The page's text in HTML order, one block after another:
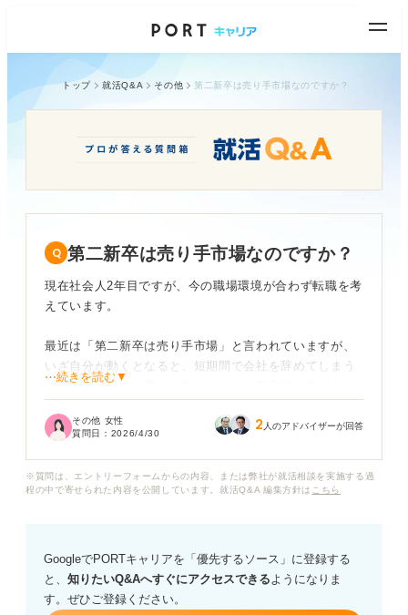
トップ 就活Q&A その他 第二新卒は売り手市場なのですか？
第二新卒は売り手市場なのですか？
現在社会人2年目ですが、今の職場環境が合わず転職を考
えています。
最近は「第二新卒は売り手市場」と言われていますが、
いざ自分が動くとなると、短期間で会社を辞めてしまう
経歴がマイナスに響くのではないかと不安で仕方があり
しょうか？ 特別なスキルや実績がない場合でも、この市
ほど甘くはないと思っています。どのような準備をして
おけば短期離職という懸念を払拭し、納得のいく転職が
できるのでしょうか？
⋯続きを読む▼
その他 女性
質問日： 2026/4/30 2 人のアドバイザーが回答
※質問は、エントリーフォームからの内容、または弊社が就活相談を実施する過
程の中で寄せられた内容を公開しています。就活Q&A 編集方針は こちら
GoogleでPORTキャリアを「優先するソース」に登録する
と、 知りたいQ&Aへすぐにアクセスできるようになりま
す。ぜひご登録ください。